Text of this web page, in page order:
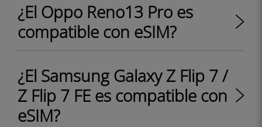
¿El Oppo Reno13 Pro es
compatible con eSIM?
¿El Samsung Galaxy Z Flip 7 /
Z Flip 7 FE es compatible con
eSIM?